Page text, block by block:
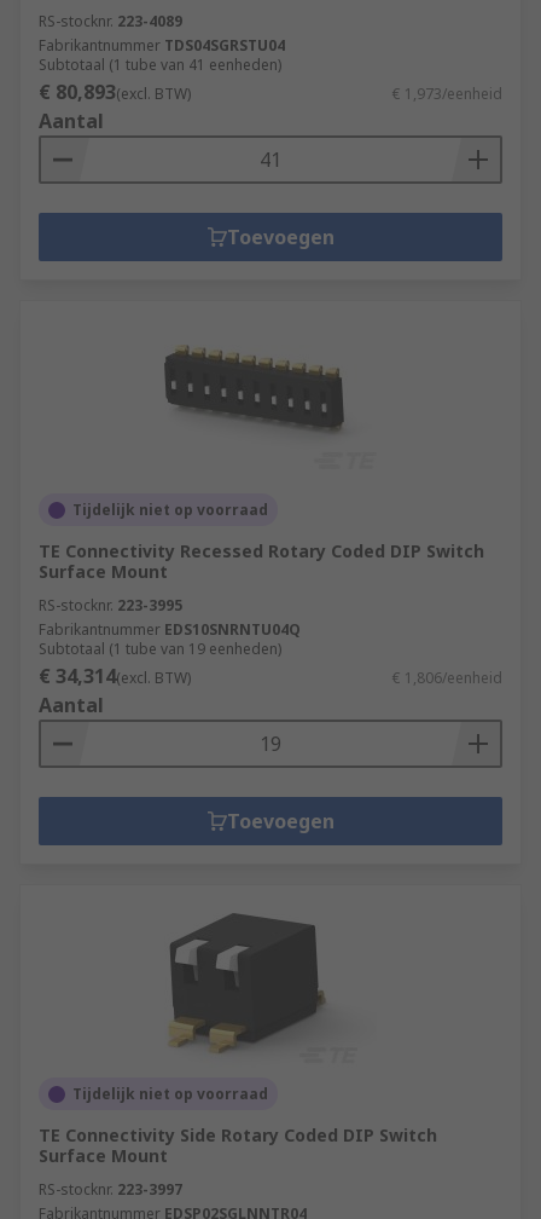
RS-stocknr. 223-4089
Fabrikantnummer TDS04SGRSTU04
Subtotaal (1 tube van 41 eenheden)
€ 80,893(excl. BTW) € 1,973/eenheid
Aantal
Toevoegen
Tijdelijk niet op voorraad
TE Connectivity Recessed Rotary Coded DIP Switch
Surface Mount
RS-stocknr. 223-3995
Fabrikantnummer EDS10SNRNTU04Q
Subtotaal (1 tube van 19 eenheden)
€ 34,314(excl. BTW) € 1,806/eenheid
Aantal
Toevoegen
Tijdelijk niet op voorraad
TE Connectivity Side Rotary Coded DIP Switch
Surface Mount
RS-stocknr. 223-3997
Fabrikantnummer EDSP02SGLNNTR04